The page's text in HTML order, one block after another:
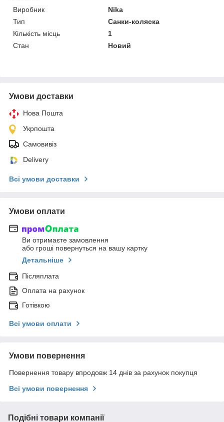
Виробник
Nika
Тип
Санки-коляска
Кількість місць
1
Стан
Новий
Умови доставки
Нова Пошта
Укрпошта
Самовивіз
Delivery
Всі умови доставки
Умови оплати
Ви отримаєте замовлення
або гроші повернуться на вашу картку
Детальніше
Післяплата
Оплата на рахунок
Готівкою
Всі умови оплати
Умови повернення
Повернення товару впродовж 14 днів за рахунок покупця
Всі умови повернення
Подібні товари компанії